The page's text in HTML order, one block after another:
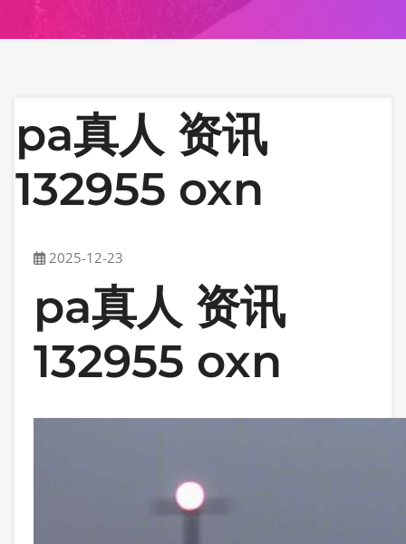
pa真人 资讯
132955 oxn
2025-12-23
pa真人 资讯
132955 oxn